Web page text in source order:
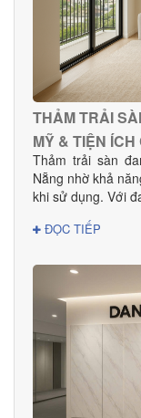
THẢM TRẢI
MỸ & TIỆN ÍCH
Thảm trải sàn
Nẵng nhờ khả
khi sử dụng. Với
mọi nhu cầu
ĐỌC TIẾP